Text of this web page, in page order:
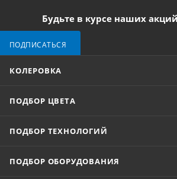
Будьте в курсе наших
ПОДПИСАТЬСЯ
КОЛЕРОВКА
ПОДБОР ЦВЕТА
ПОДБОР ТЕХНОЛОГИЙ
ПОДБОР ОБОРУДОВАНИЯ